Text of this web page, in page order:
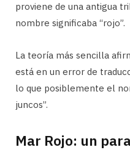
proviene de una antigua
nombre significaba “rojo”.
La teoría más sencilla
está en un error de
lo que posiblemente el
juncos”.
Mar Rojo: un